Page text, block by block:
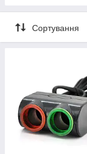
Сортування